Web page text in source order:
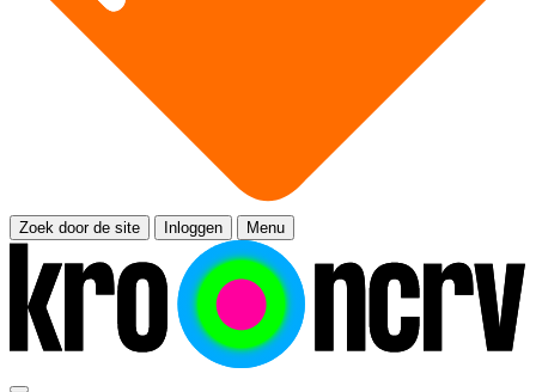
Zoek door de site Inloggen Menu